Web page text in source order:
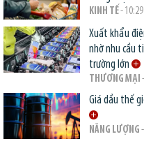
KINH TẾ-
Xuất khẩu
nhờ nhu cầu
trường lớn
THƯƠNG MẠI
Giá dầu thế
NĂNG LƯỢNG